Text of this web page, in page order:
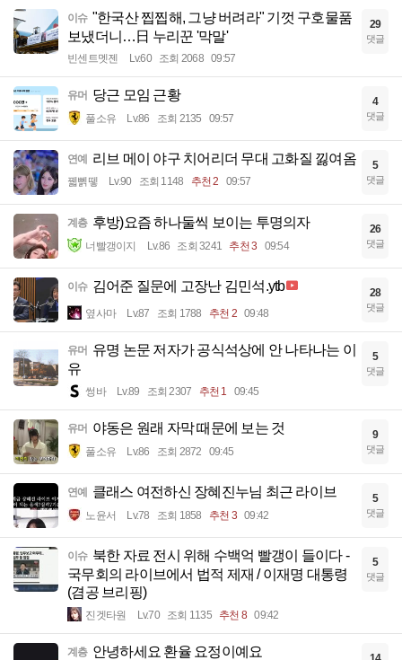
이슈 "한국산 찝찝해, 그냥 버려라" 기껏 구호물품
보냈더니…日 누리꾼 '막말'
빈센트멧젠 Lv.60 조회 2068 09:57
29
댓글
유머 당근 모임 근황
풀소유 Lv.86 조회 2135 09:57
4
댓글
연예 리브 메이 야구 치어리더 무대 고화질 낋여옴
꿻뻵뗗 Lv.90 조회 1148 추천 2 09:57
5
댓글
계층 후방)요즘 하나둘씩 보이는 투명의자
너빨갱이지 Lv.86 조회 3241 추천 3 09:54
26
댓글
이슈 김어준 질문에 고장난 김민석.ytb
옆사마 Lv.87 조회 1788 추천 2 09:48
28
댓글
유머 유명 논문 저자가 공식석상에 안 나타나는 이
유
썽바 Lv.89 조회 2307 추천 1 09:45
5
댓글
유머 야동은 원래 자막 때문에 보는 것
풀소유 Lv.86 조회 2872 09:45
9
댓글
연예 클래스 여전하신 장혜진누님 최근 라이브
노윤서 Lv.78 조회 1858 추천 3 09:42
5
댓글
이슈 북한 자료 전시 위해 수백억 빨갱이 들이다 -
국무회의 라이브에서 법적 제재 / 이재명 대통령
(겸공 브리핑)
진겟타원 Lv.70 조회 1135 추천 8 09:42
5
댓글
계층 안녕하세요 환율 요정이예요